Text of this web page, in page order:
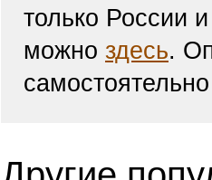
только России
можно здесь.